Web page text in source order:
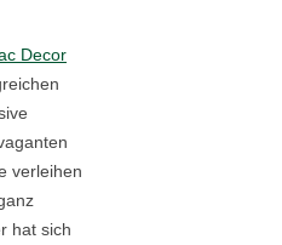
Decor
verleihen
hat sich